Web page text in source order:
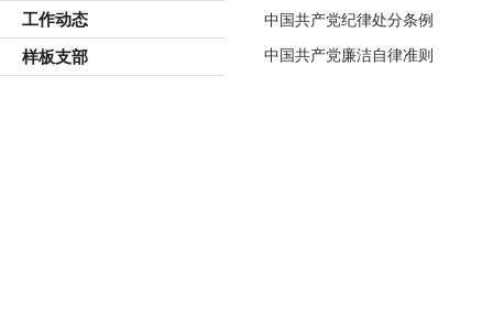
工作动态
样板支部
中国共产党纪律处分条例
中国共产党廉洁自律准则